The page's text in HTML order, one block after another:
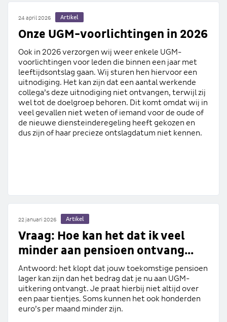
24 april 2026 Artikel
Onze UGM-voorlichtingen in 2026
Ook in 2026 verzorgen wij weer enkele UGM-
voorlichtingen voor leden die binnen een jaar met
leeftijdsontslag gaan. Wij sturen hen hiervoor een
uitnodiging. Het kan zijn dat een aantal werkende
collega’s deze uitnodiging niet ontvangen, terwijl zij
wel tot de doelgroep behoren. Dit komt omdat wij in
veel gevallen niet weten of iemand voor de oude of
de nieuwe diensteinderegeling heeft gekozen en
dus zijn of haar precieze ontslagdatum niet kennen.
22 januari 2026 Artikel
Vraag: Hoe kan het dat ik veel
minder aan pensioen ontvang...
Antwoord: het klopt dat jouw toekomstige pensioen
lager kan zijn dan het bedrag dat je nu aan UGM-
uitkering ontvangt. Je praat hierbij niet altijd over
een paar tientjes. Soms kunnen het ook honderden
euro’s per maand minder zijn.